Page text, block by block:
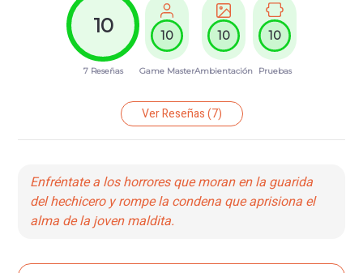
10
7 Reseñas
10
Game Master
10
Ambientación
10
Pruebas
Ver Reseñas(7)
Enfréntate a los horrores que moran en la guarida
del hechicero y rompe la condena que aprisiona el
alma de la joven maldita.